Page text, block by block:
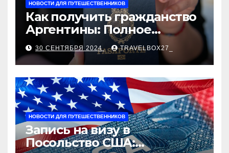
НОВОСТИ ДЛЯ ПУТЕШЕСТВЕННИКОВ
Как получить гражданство
Аргентины: Полное
руководство
30 СЕНТЯБРЯ 2024 TRAVELBOX27_
НОВОСТИ ДЛЯ ПУТЕШЕСТВЕННИКОВ
Запись на визу в
Посольство США: